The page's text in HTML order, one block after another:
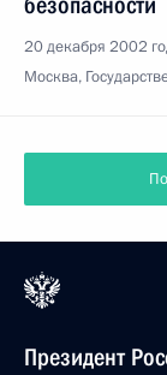
20 декабря 2002
Москва,
Президент